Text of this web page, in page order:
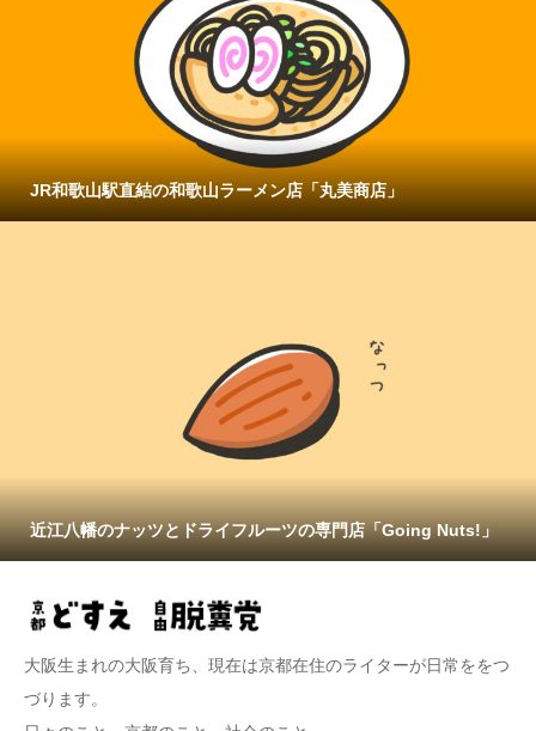
JR和歌山駅直結の和歌山ラーメン店「丸美商店」
近江八幡のナッツとドライフルーツの専門店「Going Nuts!」
大阪生まれの大阪育ち、現在は京都在住のライターが日常ををつ
づります。